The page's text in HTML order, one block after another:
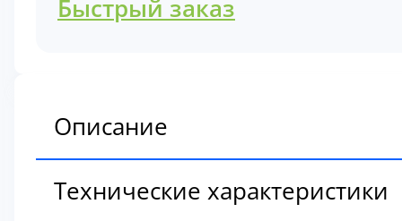
Быстрый заказ
Описание
Технические характеристики